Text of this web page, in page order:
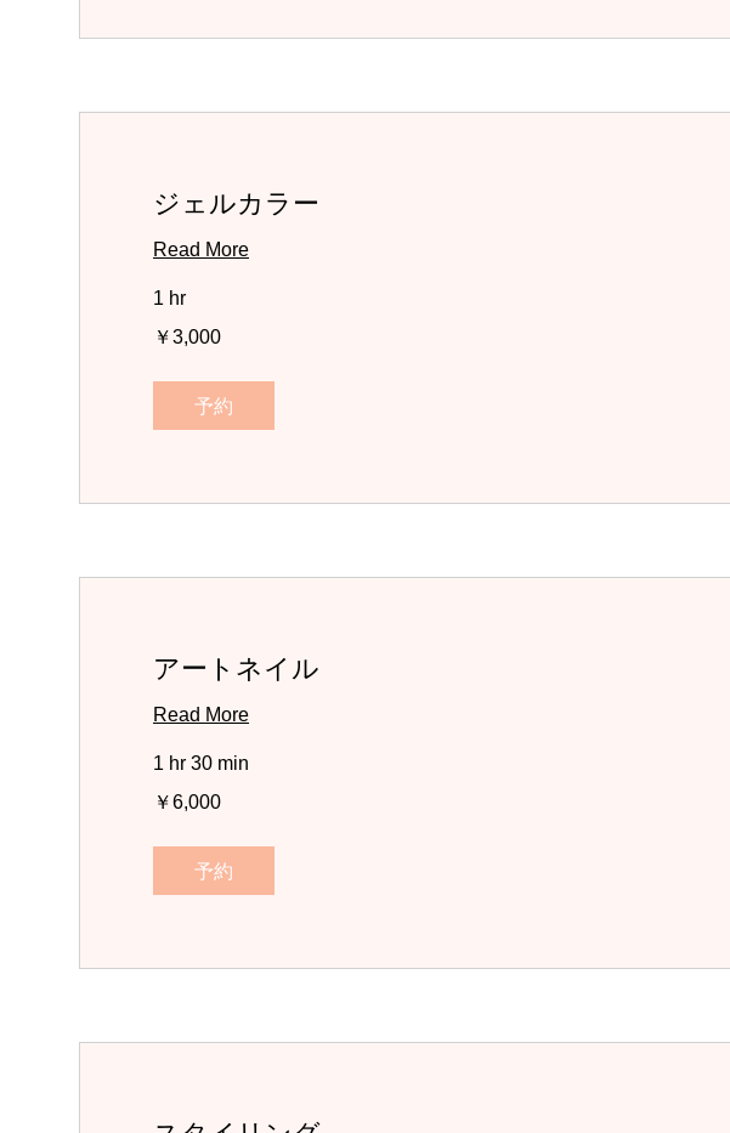
ジェルカラー
Read More
1 hr
円
￥3,000
予約
アートネイル
Read More
1 hr 30 min
円
￥6,000
予約